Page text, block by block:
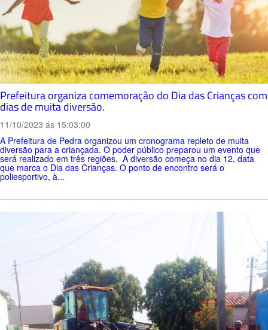
Prefeitura organiza comemoração do Dia das Crianças com
dias de muita diversão.
11/10/2023 ás 15:03:00
A Prefeitura de Pedra organizou um cronograma repleto de muita
diversão para a criançada. O poder público preparou um evento que
será realizado em três regiões. A diversão começa no dia 12, data
que marca o Dia das Crianças. O ponto de encontro será o
poliesportivo, à...